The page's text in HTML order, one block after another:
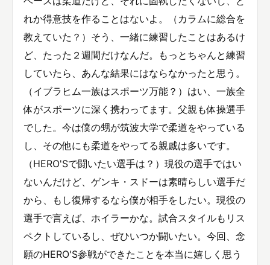
れか得意技を作ることはないよ。（カラムに総合を
教えていた？）そう、一緒に練習したことはあるけ
ど、たった２週間だけなんだ。もっとちゃんと練習
していたら、あんな結果にはならなかったと思う。
（イブラヒム一族はスポーツ万能？）はい、一族全
体がスポーツに深く携わってます。父親も体操選手
でした。今は僕の甥が筑波大学で柔道をやっている
し、その他にも柔道をやってる親戚は多いです。
（HERO'Sで闘いたい選手は？）現役の選手ではい
ないんだけど、ゲンキ・スドーは素晴らしい選手だ
から、もし復帰するなら僕が相手をしたい。現役の
選手で言えば、ホイラーかな。試合スタイルもリス
ペクトしているし、ぜひいつか闘いたい。今回、念
願のHERO'S参戦ができたことを本当に嬉しく思う